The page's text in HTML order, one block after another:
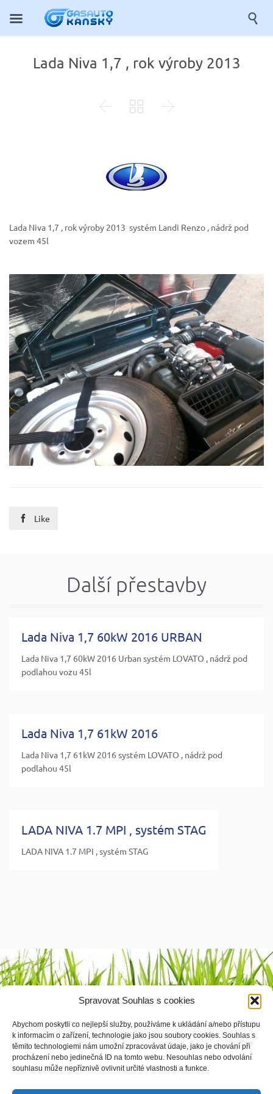
Spravovat Souhlas s cookies
Abychom poskytli co nejlepší služby, používáme k ukládání a/nebo přístupu
k informacím o zařízení, technologie jako jsou soubory cookies. Souhlas s
těmito technologiemi nám umožní zpracovávat údaje, jako je chování při
procházení nebo jedinečná ID na tomto webu. Nesouhlas nebo odvolání
souhlasu může nepříznivě ovlivnit určité vlastnosti a funkce.

Lada Niva 1,7 , rok výroby 2013
  
Lada Niva 1,7 , rok výroby 2013 systém Landi Renzo , nádrž pod
vozem 45l
 Like
Další přestavby
Lada Niva 1,7 60kW 2016 URBAN
Lada Niva 1,7 60kW 2016 Urban systém LOVATO , nádrž pod
podlahou vozu 45l
Lada Niva 1,7 61kW 2016
Lada Niva 1,7 61kW 2016 systém LOVATO , nádrž pod
podlahou 45l
LADA NIVA 1.7 MPI , systém STAG
LADA NIVA 1.7 MPI , systém STAG
© vyrobilaSoftmedia.cz|Zásady cookies|Prohlášení o ochraně osobních údajů